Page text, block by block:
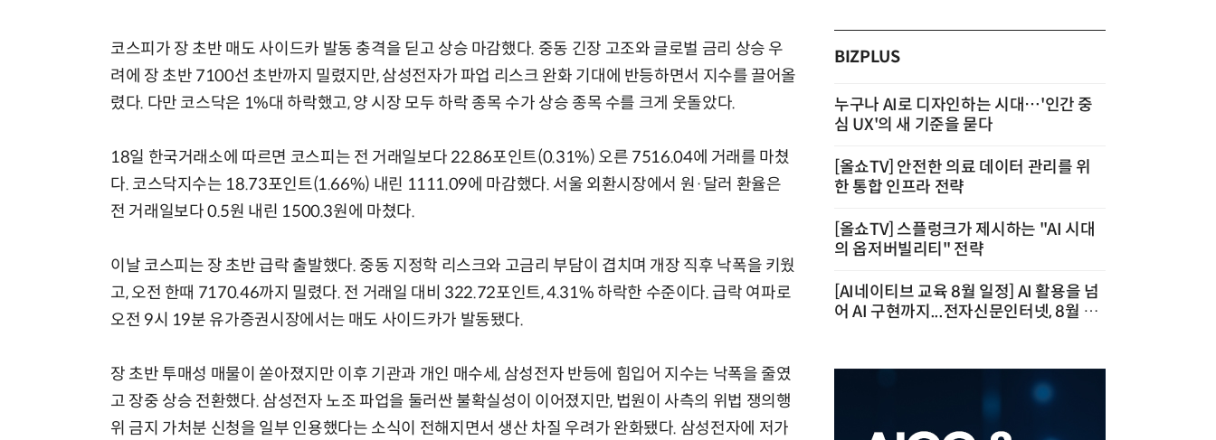
코스피가 장 초반 매도 사이드카 발동 충격을 딛고 상승 마감했다. 중동 긴장 고조와 글로벌 금리 상승 우
려에 장 초반 7100선 초반까지 밀렸지만, 삼성전자가 파업 리스크 완화 기대에 반등하면서 지수를 끌어올
렸다. 다만 코스닥은 1%대 하락했고, 양 시장 모두 하락 종목 수가 상승 종목 수를 크게 웃돌았다.
18일 한국거래소에 따르면 코스피는 전 거래일보다 22.86포인트(0.31%) 오른 7516.04에 거래를 마쳤
다. 코스닥지수는 18.73포인트(1.66%) 내린 1111.09에 마감했다. 서울 외환시장에서 원·달러 환율은
전 거래일보다 0.5원 내린 1500.3원에 마쳤다.
이날 코스피는 장 초반 급락 출발했다. 중동 지정학 리스크와 고금리 부담이 겹치며 개장 직후 낙폭을 키웠
고, 오전 한때 7170.46까지 밀렸다. 전 거래일 대비 322.72포인트, 4.31% 하락한 수준이다. 급락 여파로
오전 9시 19분 유가증권시장에서는 매도 사이드카가 발동됐다.
장 초반 투매성 매물이 쏟아졌지만 이후 기관과 개인 매수세, 삼성전자 반등에 힘입어 지수는 낙폭을 줄였
고 장중 상승 전환했다. 삼성전자 노조 파업을 둘러싼 불확실성이 이어졌지만, 법원이 사측의 위법 쟁의행
위 금지 가처분 신청을 일부 인용했다는 소식이 전해지면서 생산 차질 우려가 완화됐다. 삼성전자에 저가
BIZPLUS
누구나 AI로 디자인하는 시대…'인간 중
심 UX'의 새 기준을 묻다
[올쇼TV] 안전한 의료 데이터 관리를 위
한 통합 인프라 전략
[올쇼TV] 스플렁크가 제시하는 "AI 시대
의 옵저버빌리티" 전략
[AI네이티브 교육 8월 일정] AI 활용을 넘
어 AI 구현까지...전자신문인터넷, 8월 실